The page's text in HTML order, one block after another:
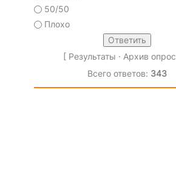
50/50
Плохо
[ Результаты · Архив
Всего ответов: 343